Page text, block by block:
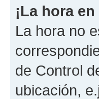
¡La hora
La hora no
de Control
ubicación,